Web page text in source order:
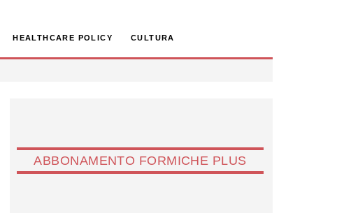
HEALTHCARE POLICY CULTURA
ABBONAMENTO FORMICHE PLUS